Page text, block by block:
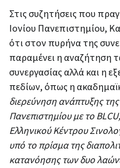
Στις συζητήσεις που
Ιονίου Πανεπιστημίου,
ότι στον πυρήνα της
παραμένει η αναζήτηση
συνεργασίας αλλά και η
πεδίων, όπως η
διερεύνηση ανάπτυξης
Πανεπιστημίου με το
Ελληνικού Κέντρου
υπό το πρίσμα της
κατανόησης των δυο λαών